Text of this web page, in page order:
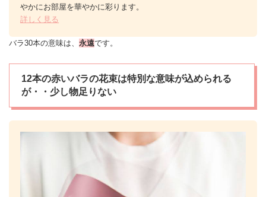
やかにお部屋を華やかに彩ります。
詳しく見る
バラ30本の意味は、 永遠です。
12本の赤いバラの花束は特別な意味が込められる
が・・少し物足りない